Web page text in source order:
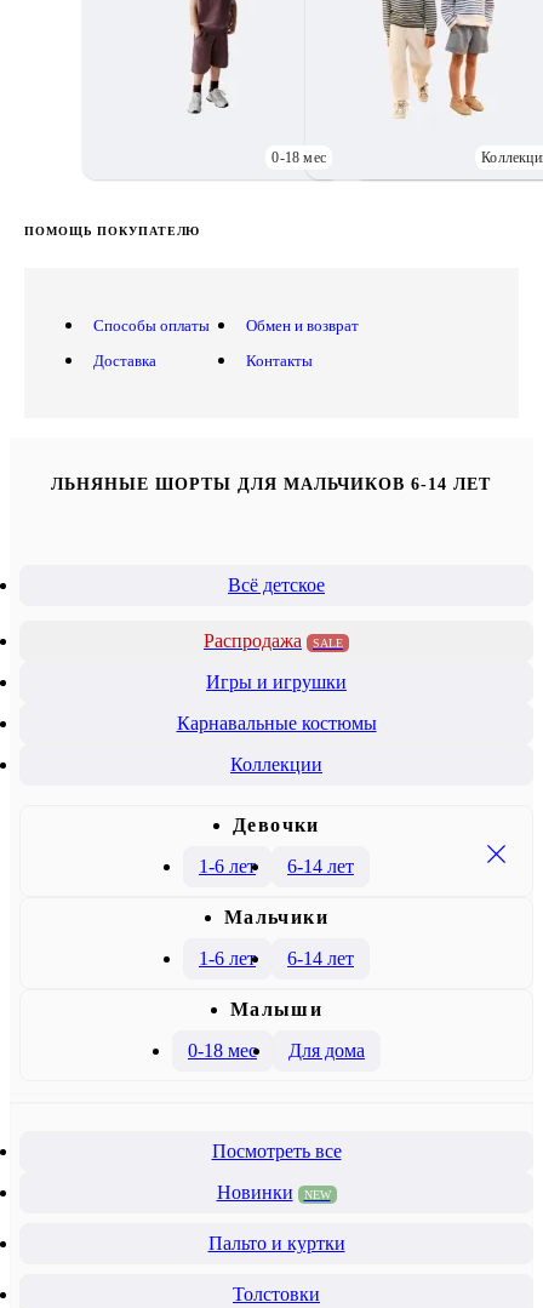
0-18 мес
ПОМОЩЬ ПОКУПАТЕЛЮ
Способы оплаты
Доставка
Обмен и возврат
Контакты
ЛЬНЯНЫЕ ШОРТЫ ДЛЯ МАЛЬЧИКОВ 6-14 ЛЕТ
Всё детское
Распродажа SALE
Игры и игрушки
Карнавальные костюмы
Коллекции
Девочки
1-6 лет
6-14 лет
Mальчики
1-6 лет
6-14 лет
Малыши
0-18 мес
Для дома
Посмотреть все
Новинки
NEW
Пальто и куртки
Толстовки